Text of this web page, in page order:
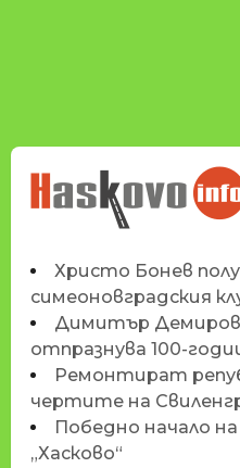
НОВИНИТЕ НА
HASKOVO.INFO
Христо Бонев
симеоновградския
Димитър
отпразнува 100-
Ремонтират
чертите на
Победно начало
„Хасково“